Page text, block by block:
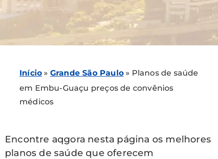
Início » Grande São Paulo » Planos de saúde
em Embu-Guaçu preços de convênios
médicos
Encontre aqgora nesta página os melhores
planos de saúde que oferecem